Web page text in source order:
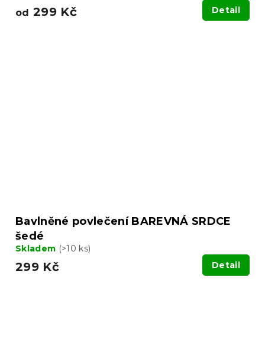
od 299 Kč Detail
Bavlněné povlečení BAREVNÁ SRDCE
šedé
Skladem (>10 ks)
299 Kč Detail